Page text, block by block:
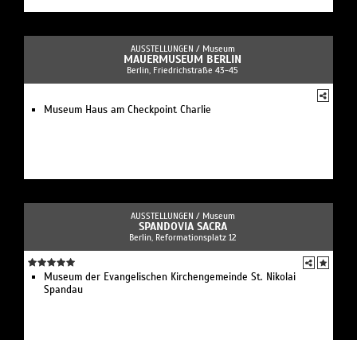
AUSSTELLUNGEN / Museum
MAUERMUSEUM BERLIN
Berlin, Friedrichstraße 43-45
Museum Haus am Checkpoint Charlie
AUSSTELLUNGEN / Museum
SPANDOVIA SACRA
Berlin, Reformationsplatz 12
Museum der Evangelischen Kirchengemeinde St. Nikolai
Spandau